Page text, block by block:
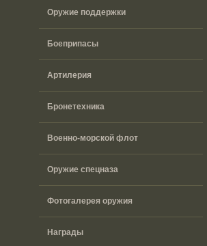
Оружие поддержки
Боеприпасы
Артилерия
Бронетехника
Военно-морской флот
Оружие спецназа
Фотогалерея оружия
Награды